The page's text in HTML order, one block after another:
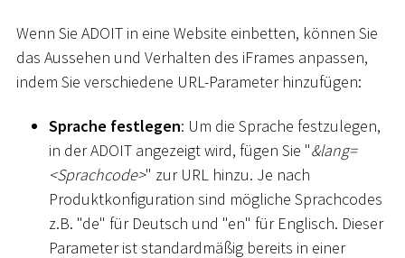
Wenn Sie ADOIT in eine Website einbetten, können Sie
das Aussehen und Verhalten des iFrames anpassen,
indem Sie verschiedene URL-Parameter hinzufügen:
Sprache festlegen: Um die Sprache festzulegen,
in der ADOIT angezeigt wird, fügen Sie "&lang=
<Sprachcode>" zur URL hinzu. Je nach
Produktkonfiguration sind mögliche Sprachcodes
z.B. "de" für Deutsch und "en" für Englisch. Dieser
Parameter ist standardmäßig bereits in einer